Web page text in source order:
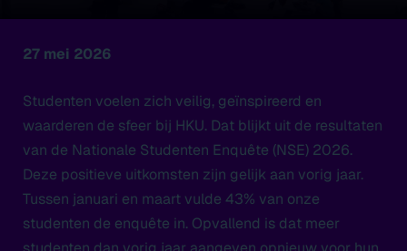
27 mei 2026
Studenten voelen zich veilig, geïnspireerd en
waarderen de sfeer bij HKU. Dat blijkt uit de resultaten
van de Nationale Studenten Enquête (NSE) 2026.
Deze positieve uitkomsten zijn gelijk aan vorig jaar.
Tussen januari en maart vulde 43% van onze
studenten de enquête in. Opvallend is dat meer